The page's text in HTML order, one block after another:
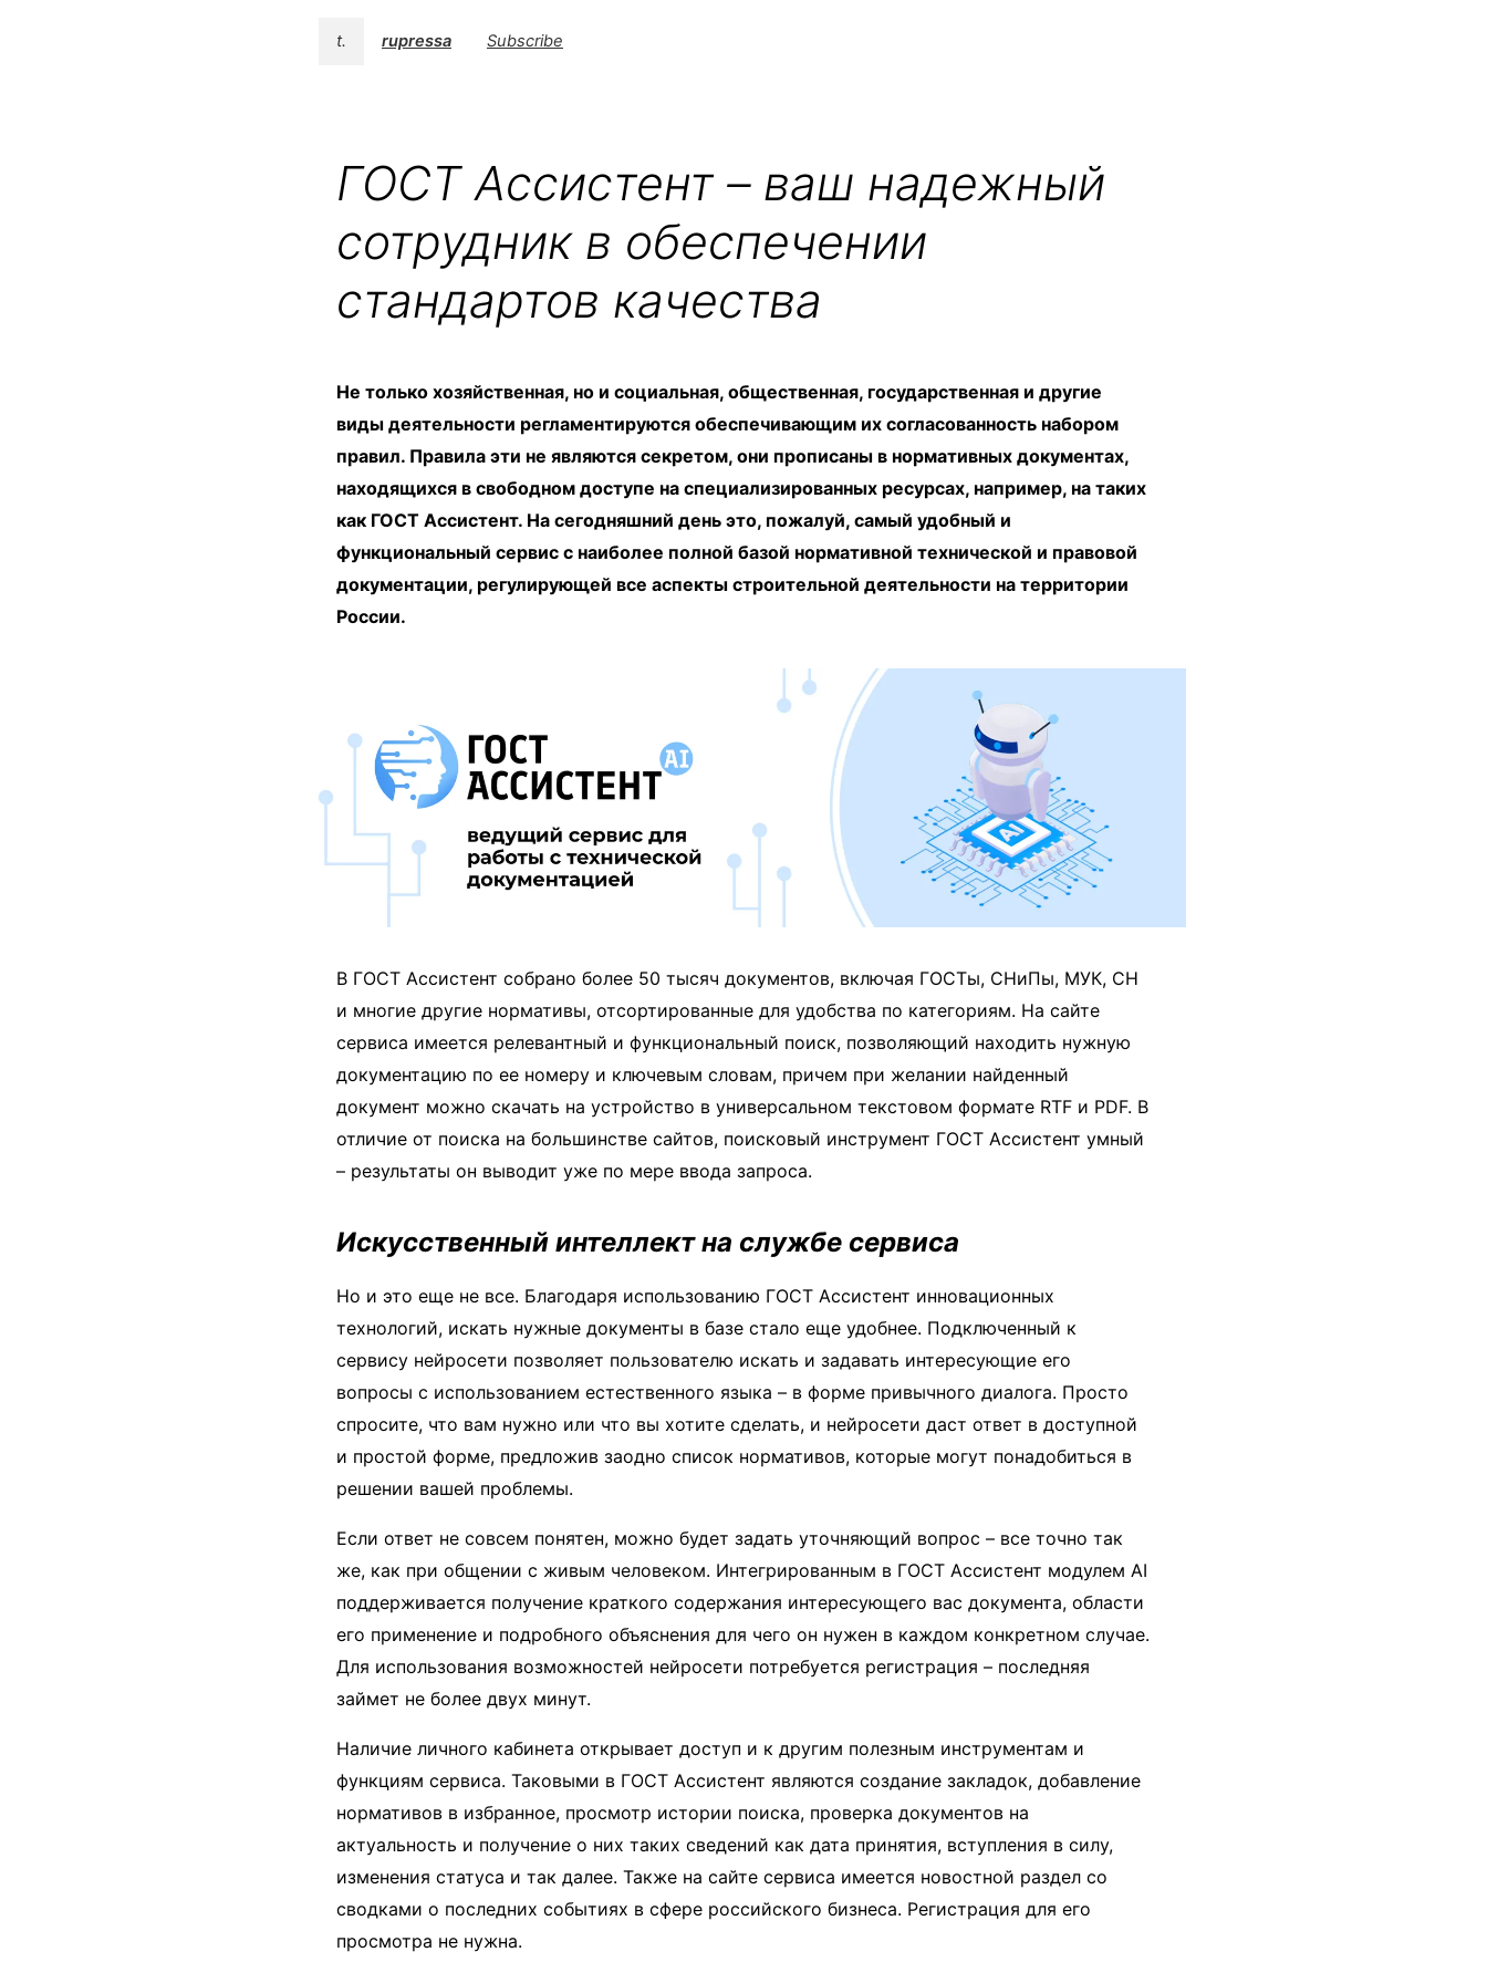
t. rupressa Subscribe
ГОСТ Ассистент – ваш надежный
сотрудник в обеспечении
стандартов качества
Не только хозяйственная, но и социальная, общественная, государственная и другие
виды деятельности регламентируются обеспечивающим их согласованность набором
правил. Правила эти не являются секретом, они прописаны в нормативных документах,
находящихся в свободном доступе на специализированных ресурсах, например, на таких
как ГОСТ Ассистент. На сегодняшний день это, пожалуй, самый удобный и
функциональный сервис с наиболее полной базой нормативной технической и правовой
документации, регулирующей все аспекты строительной деятельности на территории
России.
В ГОСТ Ассистент собрано более 50 тысяч документов, включая ГОСТы, СНиПы, МУК, СН
и многие другие нормативы, отсортированные для удобства по категориям. На сайте
сервиса имеется релевантный и функциональный поиск, позволяющий находить нужную
документацию по ее номеру и ключевым словам, причем при желании найденный
документ можно скачать на устройство в универсальном текстовом формате RTF и PDF. В
отличие от поиска на большинстве сайтов, поисковый инструмент ГОСТ Ассистент умный
– результаты он выводит уже по мере ввода запроса.
Искусственный интеллект на службе сервиса
Но и это еще не все. Благодаря использованию ГОСТ Ассистент инновационных
технологий, искать нужные документы в базе стало еще удобнее. Подключенный к
сервису нейросети позволяет пользователю искать и задавать интересующие его
вопросы с использованием естественного языка – в форме привычного диалога. Просто
спросите, что вам нужно или что вы хотите сделать, и нейросети даст ответ в доступной
и простой форме, предложив заодно список нормативов, которые могут понадобиться в
решении вашей проблемы.
Если ответ не совсем понятен, можно будет задать уточняющий вопрос – все точно так
же, как при общении с живым человеком. Интегрированным в ГОСТ Ассистент модулем AI
поддерживается получение краткого содержания интересующего вас документа, области
его применение и подробного объяснения для чего он нужен в каждом конкретном случае.
Для использования возможностей нейросети потребуется регистрация – последняя
займет не более двух минут.
Наличие личного кабинета открывает доступ и к другим полезным инструментам и
функциям сервиса. Таковыми в ГОСТ Ассистент являются создание закладок, добавление
нормативов в избранное, просмотр истории поиска, проверка документов на
актуальность и получение о них таких сведений как дата принятия, вступления в силу,
изменения статуса и так далее. Также на сайте сервиса имеется новостной раздел со
сводками о последних событиях в сфере российского бизнеса. Регистрация для его
просмотра не нужна.